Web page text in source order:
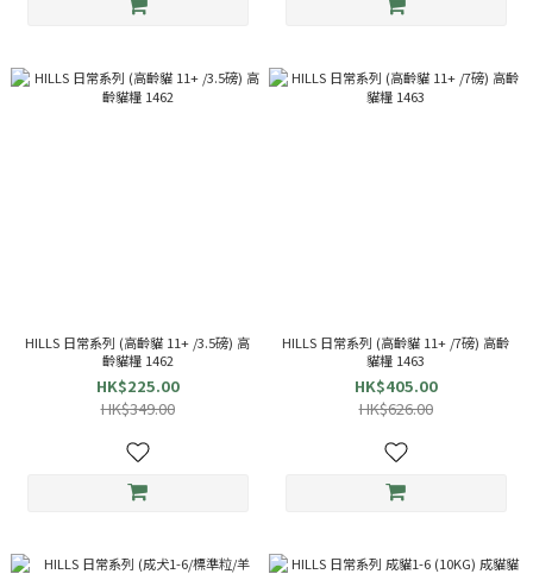
HILLS 日常系列 (高齡貓 11+ /3.5磅) 高
齡貓糧 1462
HK$225.00
HK$349.00
HILLS 日常系列 (高齡貓 11+ /7磅) 高齡
貓糧 1463
HK$405.00
HK$626.00